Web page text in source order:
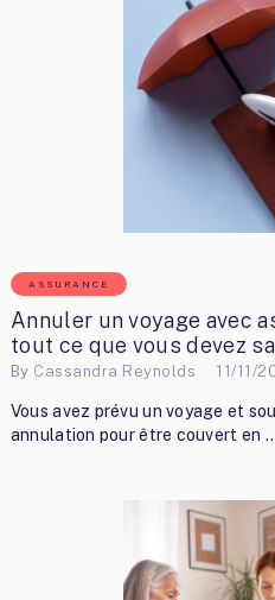
ASSURANCE
Annuler un voyage avec
tout ce que vous devez
By Cassandra Reynolds 11/11/
Vous avez prévu un voyage et
annulation pour être couvert en